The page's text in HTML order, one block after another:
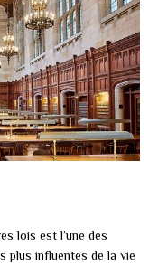
lois est l’une des
plus influentes de la vie